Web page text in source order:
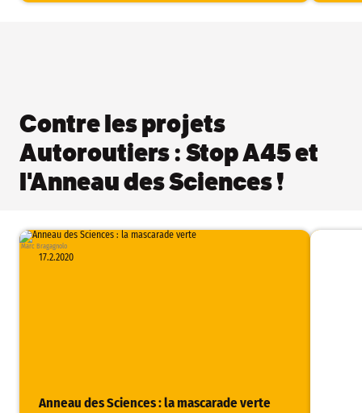
Contre les projets
Autoroutiers : Stop A45 et
l'Anneau des Sciences !
Marc Bragagnolo
17.2.2020
Anneau des Sciences : la mascarade verte